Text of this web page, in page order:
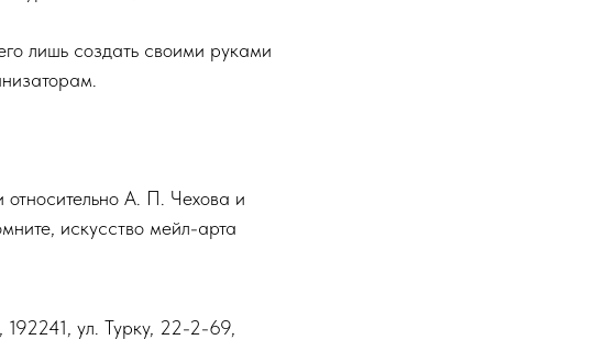
лишь создать своими руками
А. П. Чехова и
искусство мейл-арта
192241, ул. Турку, 22-2-69,